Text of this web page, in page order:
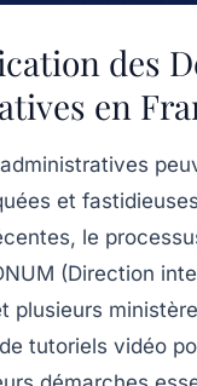
des
en
et fastidieuses
le
(Direction
plusieurs
tutoriels vidéo